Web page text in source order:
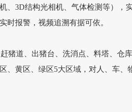
、3D结构光相机、气体检测等），
时报警，视频追溯有据可依。
猪道、出猪台、洗消点、料塔、仓
、黄区、绿区5大区域，对人、车